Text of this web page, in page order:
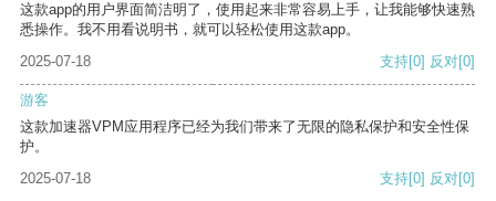
这款app的用户界面简洁明了，使用起来非常容易上手，让我能够快速熟
悉操作。我不用看说明书，就可以轻松使用这款app。
2025-07-18
支持[0] 反对[0]
游客
这款加速器VPM应用程序已经为我们带来了无限的隐私保护和安全性保
护。
2025-07-18
支持[0] 反对[0]